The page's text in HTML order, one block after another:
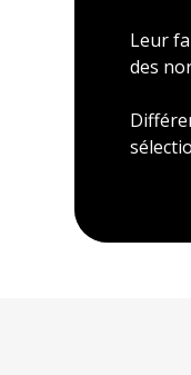
Leur
des